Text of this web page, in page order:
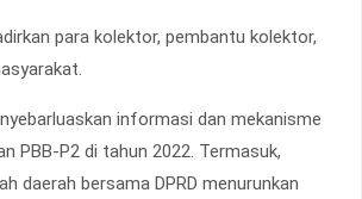
para kolektor, pembantu kolektor,
informasi dan mekanisme
PBB-P2 di tahun 2022. Termasuk,
daerah bersama DPRD menurunkan